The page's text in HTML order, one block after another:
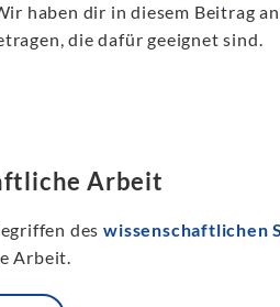
haben dir in diesem Beitrag
die dafür geeignet sind.
Arbeit
deswissenschaftlichen
Arbeit.